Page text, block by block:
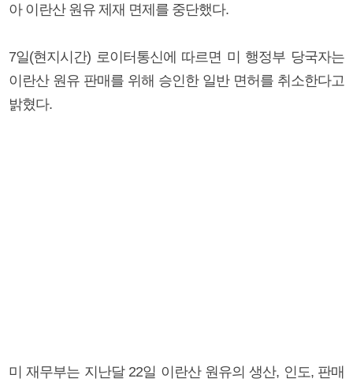
아 이란산 원유 제재 면제를 중단했다.
7일(현지시간) 로이터통신에 따르면 미 행정부 당국자는
이란산 원유 판매를 위해 승인한 일반 면허를 취소한다고
밝혔다.
미 재무부는 지난달 22일 이란산 원유의 생산, 인도, 판매